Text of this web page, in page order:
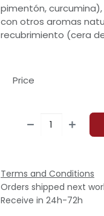
pimentón,
con otros aromas
recubrimiento (cera
Price
Terms and Conditions
Orders shipped next
Receive in 24h-72h